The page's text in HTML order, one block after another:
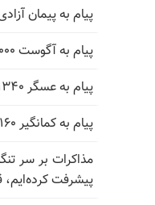
پیام به پیمان آزادی
پیام به آگوست ۲۰۰۰
پیام به عسگر ۱۳۴۰ مشهد
پیام به کمانگیر ۱۶۰ از لرستان
مذاکرات بر سر
پیشرفت کرده‌ایم،